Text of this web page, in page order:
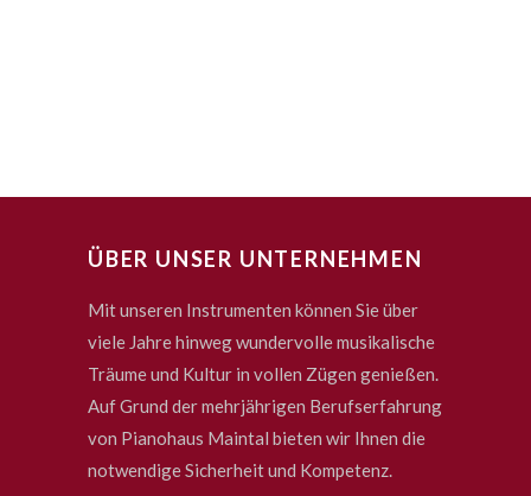
ÜBER UNSER UNTERNEHMEN
Mit unseren Instrumenten können Sie über
viele Jahre hinweg wundervolle musikalische
Träume und Kultur in vollen Zügen genießen.
Auf Grund der mehrjährigen Berufserfahrung
von Pianohaus Maintal bieten wir Ihnen die
notwendige Sicherheit und Kompetenz.